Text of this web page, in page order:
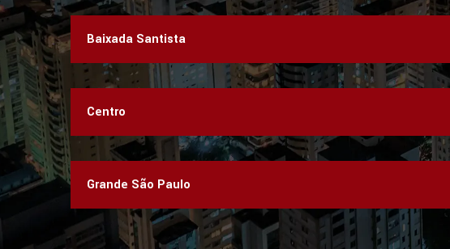
Baixada Santista
Centro
Grande São Paulo